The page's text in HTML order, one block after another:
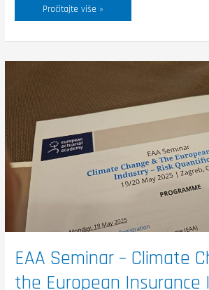
Pročitajte više »
EAA Seminar – Climate
the European Insurance
EAA
the
Insurance
Industry
Risk
Quantification